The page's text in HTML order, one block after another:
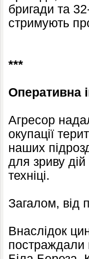
бригади та
стримують
***
Оперативна
Агресор
окупації
наших
для зриву
техніці.
Загалом, від
Внаслідок
постраждали